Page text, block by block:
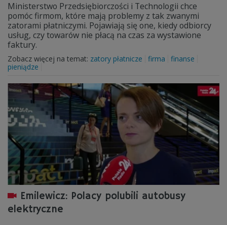
Ministerstwo Przedsiębiorczości i Technologii chce
pomóc firmom, które mają problemy z tak zwanymi
zatorami płatniczymi. Pojawiają się one, kiedy odbiorcy
usług, czy towarów nie płacą na czas za wystawione
faktury.
Zobacz więcej na temat: zatory płatnicze firma
finanse
pieniądze
Emilewicz: Polacy polubili autobusy
elektryczne